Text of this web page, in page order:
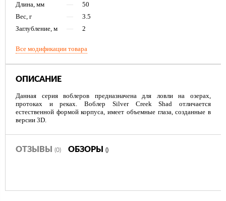
Длина, мм
—
50
Вес, г
—
3.5
Заглубление, м
— 2
Все модификации товара
ОПИСАНИЕ
Данная серия воблеров предназначена для ловли на озерах,
протоках и реках. Воблер Silver Creek Shad отличается
естественной формой корпуса, имеет объемные глаза, созданные в
версии 3D.
ОТЗЫВЫ (0) ОБЗОРЫ ()